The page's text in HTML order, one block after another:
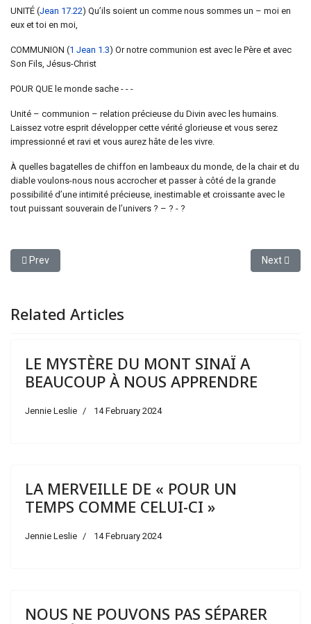
UNITÉ (Jean 17.22) Qu’ils soient un comme nous sommes un – moi en
eux et toi en moi,
COMMUNION (1 Jean 1.3) Or notre communion est avec le Père et avec
Son Fils, Jésus-Christ
POUR QUE le monde sache - - -
Unité – communion – relation précieuse du Divin avec les humains.
Laissez votre esprit développer cette vérité glorieuse et vous serez
impressionné et ravi et vous aurez hâte de les vivre.
À quelles bagatelles de chiffon en lambeaux du monde, de la chair et du
diable voulons-nous nous accrocher et passer à côté de la grande
possibilité d’une intimité précieuse, inestimable et croissante avec le
tout puissant souverain de l’univers ? – ? - ?
Previous article: PARFUM POUR DIEU
Prev Next
Next
Related Articles
LE MYSTÈRE DU MONT SINAÏ A
BEAUCOUP À NOUS APPRENDRE
Jennie Leslie 14 February 2024
LA MERVEILLE DE « POUR UN
TEMPS COMME CELUI-CI »
Jennie Leslie 14 February 2024
NOUS NE POUVONS PAS SÉPARER